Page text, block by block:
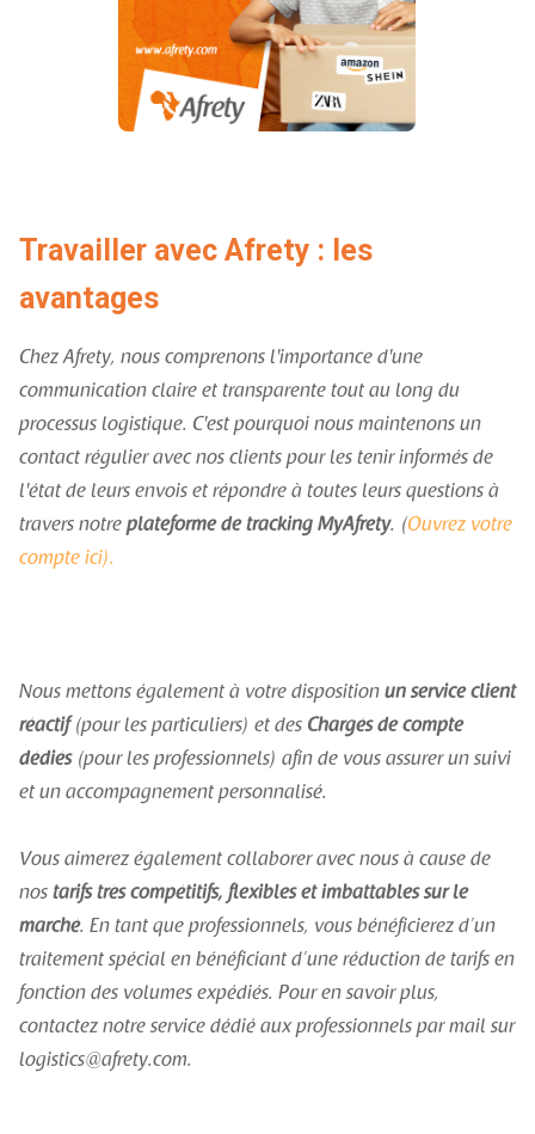
Travailler avec Afrety : les
avantages
Chez Afrety, nous comprenons l'importance d'une
communication claire et transparente tout au long du
processus logistique. C'est pourquoi nous maintenons un
contact régulier avec nos clients pour les tenir informés de
l'état de leurs envois et répondre à toutes leurs questions à
travers notre plateforme de tracking MyAfrety. (Ouvrez votre
compte ici).
Nous mettons également à votre disposition un service client
réactif (pour les particuliers) et des Chargés de compte
dédiés(pour les professionnels) afin de vous assurer un suivi
et un accompagnement personnalisé.
Vous aimerez également collaborer avec nous à cause de
nos tarifs très compétitifs, flexibles et imbattables sur le
marché. En tant que professionnels, vous bénéficierez d’un
traitement spécial en bénéficiant d’une réduction de tarifs en
fonction des volumes expédiés. Pour en savoir plus,
contactez notre service dédié aux professionnels par mail sur
logistics@afrety.com.